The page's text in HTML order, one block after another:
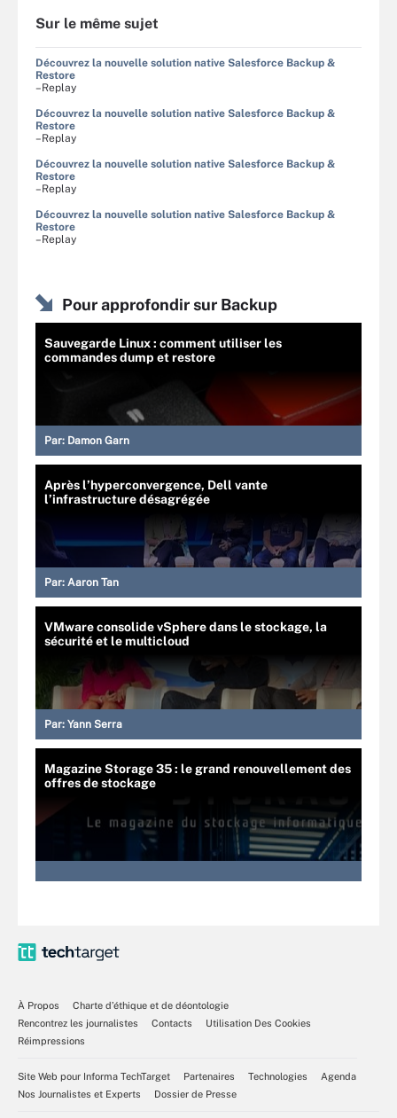
Sur le même sujet
Découvrez la nouvelle solution native Salesforce Backup &
Restore
–Replay
Découvrez la nouvelle solution native Salesforce Backup &
Restore
–Replay
Découvrez la nouvelle solution native Salesforce Backup &
Restore
–Replay
Découvrez la nouvelle solution native Salesforce Backup &
Restore
–Replay
Pour approfondir sur Backup
Sauvegarde Linux : comment utiliser les
commandes dump et restore
Par: Damon Garn
Après l’hyperconvergence, Dell vante
l’infrastructure désagrégée
Par: Aaron Tan
VMware consolide vSphere dans le stockage, la
sécurité et le multicloud
Par: Yann Serra
Magazine Storage 35 : le grand renouvellement des
offres de stockage
À Propos
Charte d’éthique et de déontologie
Rencontrez les journalistes
Contacts
Utilisation Des Cookies
Réimpressions
Site Web pour Informa TechTarget Partenaires Technologies
Agenda
Nos Journalistes et Experts
Dossier de Presse